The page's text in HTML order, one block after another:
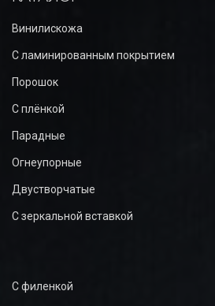
Винилискожа
С ламинированным покрытием
Порошок
С плёнкой
Парадные
Огнеупорные
Двустворчатые
С зеркальной вставкой
С филенкой